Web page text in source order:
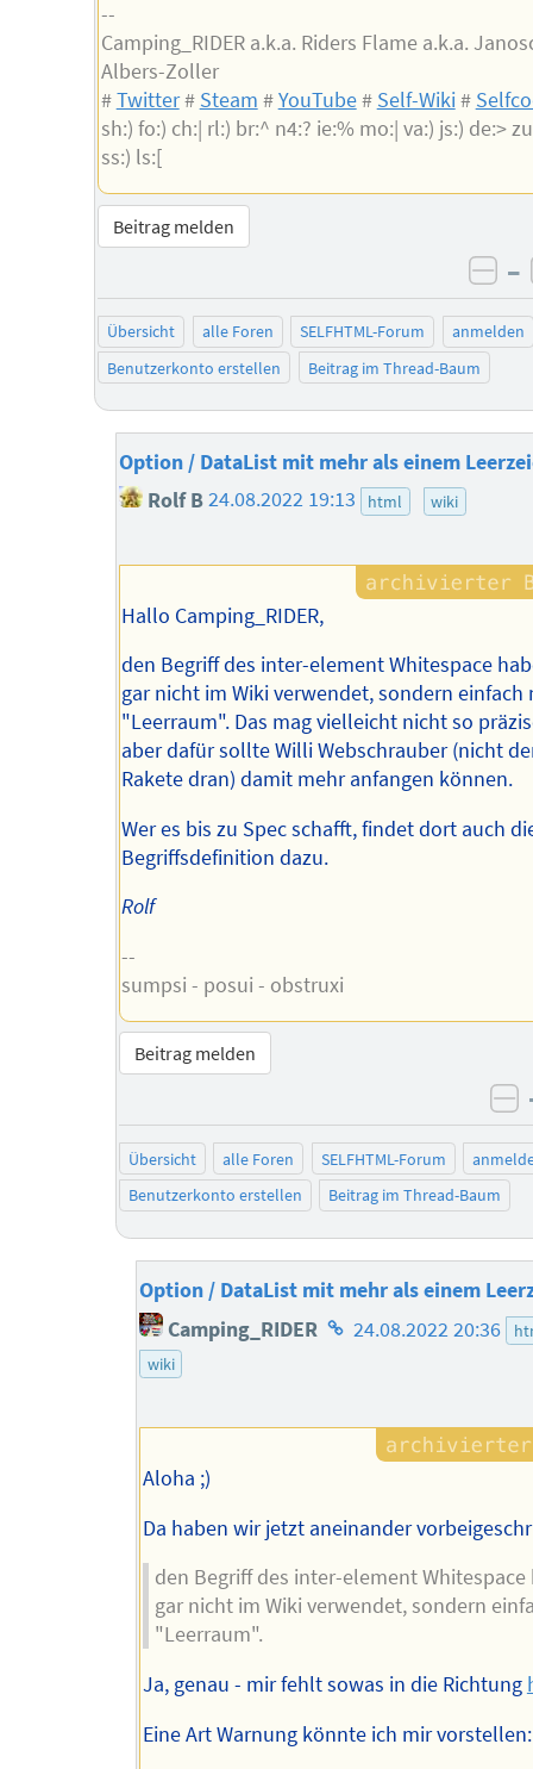
--
Camping_RIDER a.k.a. Riders Flame a.k.a.
Albers-Zoller
#Twitter# Steam #YouTube# Self-Wiki#
sh:) fo:) ch:| rl:) br:^ n4:? ie:% mo:| va:) js:) de:>
ss:) ls:[
Beitrag melden
–
Übersicht alle Foren SELFHTML-Forum
anmelden
Benutzerkonto erstellen
Beitrag im Thread-Baum
Option / DataList mit mehr als einem
Rolf B 24.08.2022 19:13 html wiki
Hallo Camping_RIDER,
den Begriff des inter-element Whitespace
gar nicht im Wiki verwendet, sondern einfach
"Leerraum". Das mag vielleicht nicht so
aber dafür sollte Willi Webschrauber (nicht
Rakete dran) damit mehr anfangen können.
Wer es bis zu Spec schafft, findet dort auch
Begriffsdefinition dazu.
Rolf
--
sumpsi - posui - obstruxi
Beitrag melden
Übersicht alle Foren SELFHTML-Forum
Benutzerkonto erstellen
Beitrag im Thread-Baum
Option / DataList mit mehr als einem
Camping_RIDER Homepage
24.08.2022 20:36
wiki
Aloha ;)
Da haben wir jetzt aneinander
den Begriff des inter-element Whitespace
gar nicht im Wiki verwendet, sondern
"Leerraum".
Ja, genau - mir fehlt sowas in die Richtung
Eine Art Warnung könnte ich mir vorstellen: